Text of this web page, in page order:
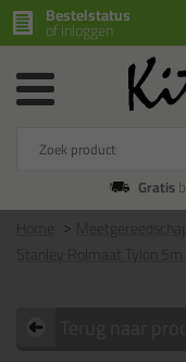
Bestelstatus
of inloggen
Gratis
Stanley Rolmaat Tylon 5m